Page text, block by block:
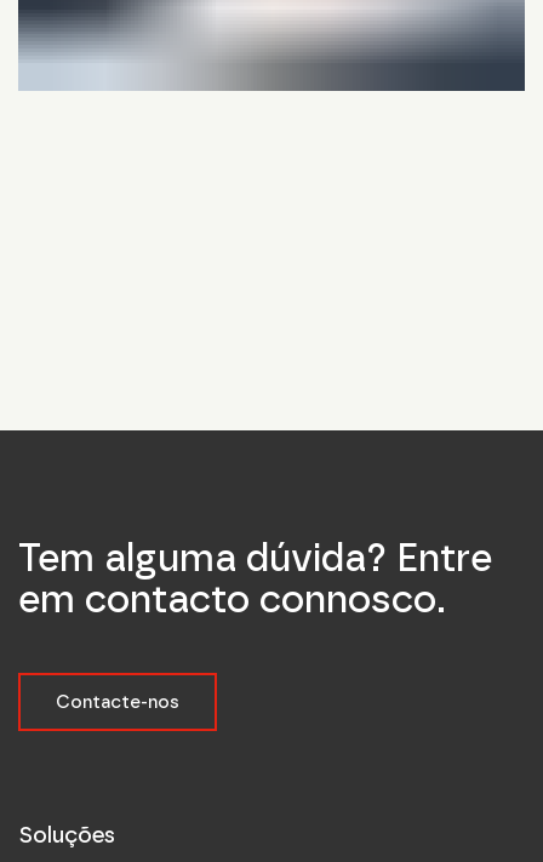
Tem alguma dúvida? Entre
em contacto connosco.
Contacte-nos
Soluções